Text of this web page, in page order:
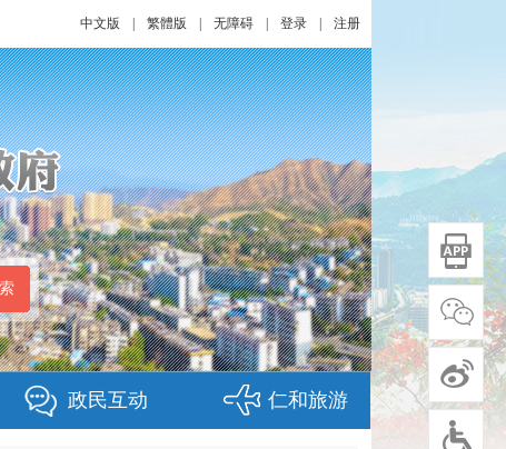
中文版 繁體版 无障碍 登录 注册
政民互动 仁和旅游